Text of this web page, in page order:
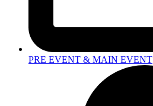
PRE EVENT & MAIN EVENT